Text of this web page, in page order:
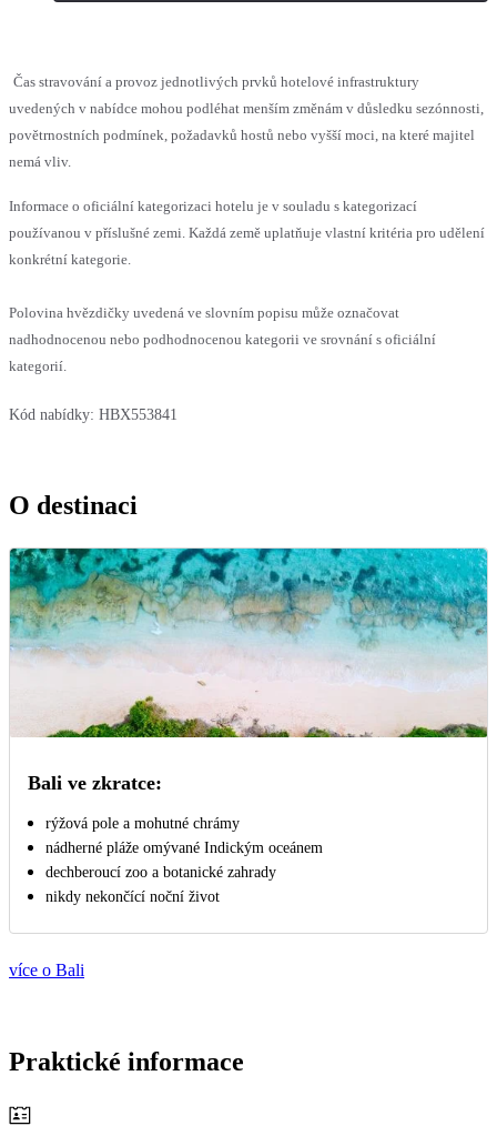
Čas stravování a provoz jednotlivých prvků hotelové infrastruktury
uvedených v nabídce mohou podléhat menším změnám v důsledku sezónnosti,
povětrnostních podmínek, požadavků hostů nebo vyšší moci, na které majitel
nemá vliv.
Informace o oficiální kategorizaci hotelu je v souladu s kategorizací
používanou v příslušné zemi. Každá země uplatňuje vlastní kritéria pro udělení
konkrétní kategorie.
Polovina hvězdičky uvedená ve slovním popisu může označovat
nadhodnocenou nebo podhodnocenou kategorii ve srovnání s oficiální
kategorií.
Kód nabídky: HBX553841
O destinaci
Bali ve zkratce:
rýžová pole a mohutné chrámy
nádherné pláže omývané Indickým oceánem
dechberoucí zoo a botanické zahrady
nikdy nekončící noční život
více o Bali
Praktické informace